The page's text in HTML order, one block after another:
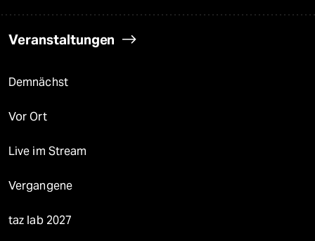
Veranstaltungen
Demnächst
Vor Ort
Live im Stream
Vergangene
taz lab 2027